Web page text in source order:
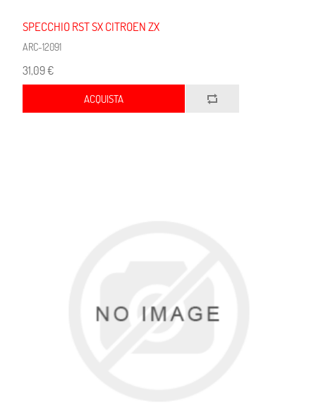
SPECCHIO RST SX CITROEN ZX
ARC-12091
31,09 €
ACQUISTA